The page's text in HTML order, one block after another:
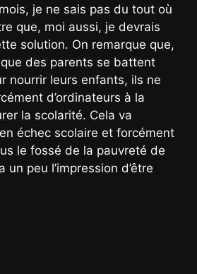
je ne sais pas du tout où
que, moi aussi, je devrais
solution. On remarque que,
des parents se battent
nourrir leurs enfants, ils ne
d’ordinateurs à la
la scolarité. Cela va
échec scolaire et forcément
le fossé de la pauvreté de
un peu l’impression d’être